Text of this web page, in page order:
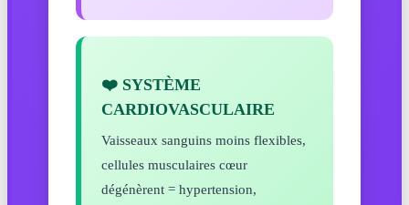
❤️ SYSTÈME
CARDIOVASCULAIRE
Vaisseaux sanguins moins flexibles,
cellules musculaires cœur
dégénèrent = hypertension,